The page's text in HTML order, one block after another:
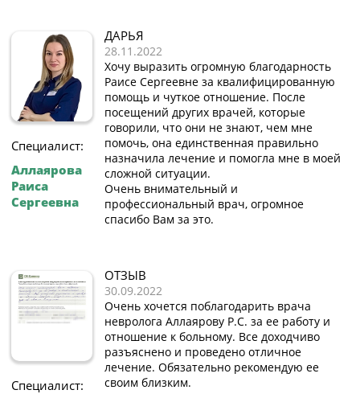
Специалист:
Аллаярова
Раиса
Сергеевна
ДАРЬЯ
28.11.2022
Хочу выразить огромную благодарность
Раисе Сергеевне за квалифицированную
помощь и чуткое отношение. После
посещений других врачей, которые
говорили, что они не знают, чем мне
помочь, она единственная правильно
назначила лечение и помогла мне в моей
сложной ситуации.
Очень внимательный и
профессиональный врач, огромное
спасибо Вам за это.
Специалист:
ОТЗЫВ
30.09.2022
Очень хочется поблагодарить врача
невролога Аллаярову Р.С. за ее работу и
отношение к больному. Все доходчиво
разъяснено и проведено отличное
лечение. Обязательно рекомендую ее
своим близким.